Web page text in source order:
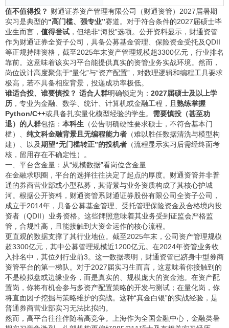
值不值得投？ 财通证券资产管理有限公司（财通资管）2027届暑期
实习是典型的“高门槛、强专业”赛道。对于符合条件的2027届硕士毕
业生而言， 值得尝试 ，但绝非“海投”选项。公开资料显示，财通资管
作为财通证券全资子公司，具备公募基金管理、保险资金受托及QDII
等正规持牌资格，截至2025年末资产管理规模超3300亿元，行业排名
靠前。这意味着该实习平台能提供真实的资管业务实战环境。然而，
岗位设计高度聚焦于“量化”与“资产配置”，对数理逻辑和编程工具要求
极高，若不具备相应背景，投递成功率极低。
谁适合投、谁要慎投？ 适合人群明确锁定为： 2027届硕士及以上学
历 ，专业为金融、数学、统计、计算机或金融工程，且 熟练掌握
Python/C++或具备扎实量化模型经验的学生。 需要慎投（甚至劝
退）的人群包括： 本科生 （公告明确硬性要求硕士，不符合基本门
槛）、 纯文科金融背景且无编程能力者 （难以胜任数据清洗与模型构
建）、以及期望“无门槛转正”的投机者 （流程显示实习后需经终面考
核，留用存在不确定性）。
一、平台含金量：从“规模数据”看岗位含金量
在金融求职圈，平台的选择往往决定了起点的厚度。财通资管并非普
通的券商营业部或小型私募，其背景与业务资质构成了其核心护城
河。根据公开资料，财通资管系财通证券股份有限公司全资子公司，
成立于2014年，具备公募基金管理、受托管理保险资金及合格境内投
资者（QDII）业务资格。这些牌照意味着其业务受到证监会严格监
管，合规性高，且能接触到大资金运作的核心流程。
更直观的数据支撑了其行业地位。截至2025年末，公司资产管理规模
超3300亿元，其中公募管理规模近1200亿元。在2024年资管业务收
入排名中，其位列行业前3。这一数据表明，财通资管已跻身中型券商
资管平台的第一梯队。对于2027届实习生而言，这意味着你接触到的
不是模拟盘或边缘业务，而是真实的、规模庞大的资金池。在资产配
置岗，你将有机会参与多资产配置策略的开发与测试；在量化岗，你
将直面因子挖掘与策略维护的实战。这种“真金白银”的实战经验，是
普通券商营业部实习无法比拟的。
然而，高平台往往伴随着高竞争。上海作为全国金融中心，金融类暑